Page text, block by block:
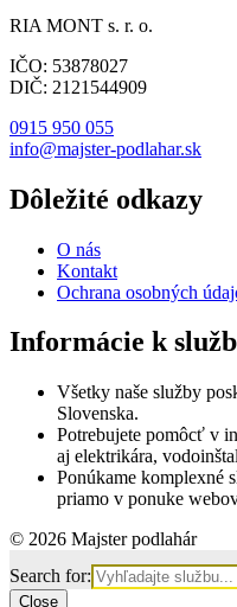
RIA MONT s. r. o.
IČO: 53878027
DIČ: 2121544909
0915 950 055
info@majster-podlahar.sk
Dôležité odkazy
O nás
Kontakt
Ochrana osobných
Informácie k
Všetky naše služby
Slovenska.
Potrebujete pomôcť v
aj elektrikára,
Ponúkame komplexné
priamo v ponuke
© 2026 Majster podlahár
Search for:
Close